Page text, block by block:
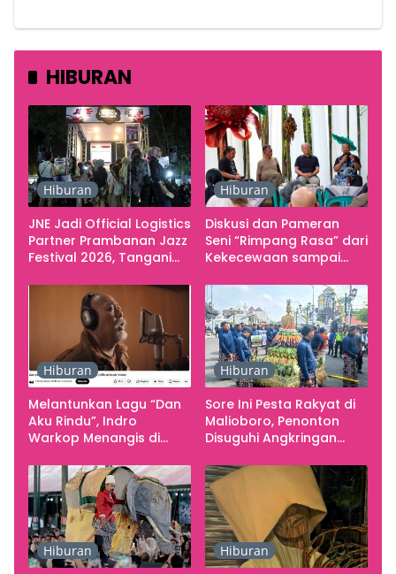
HIBURAN
Hiburan
JNE Jadi Official Logistics
Partner Prambanan Jazz
Festival 2026, Tangani
Kebutuhan Konser
Hiburan
Diskusi dan Pameran
Seni “Rimpang Rasa” dari
Kekecewaan sampai
Yogyakarta sebagai
Pusat Pergerakan Seni
Rupa Indonesia
Hiburan
Melantunkan Lagu “Dan
Aku Rindu”, Indro
Warkop Menangis di
Hiburan
Sore Ini Pesta Rakyat di
Malioboro, Penonton
Disuguhi Angkringan
Hiburan Hiburan